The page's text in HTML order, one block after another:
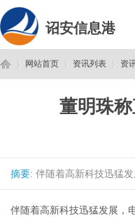
诏安信息港
网站首页 资讯列表 资
董明珠
摘要: 伴随着高新科技迅猛
伴随着高新科技迅猛发展，